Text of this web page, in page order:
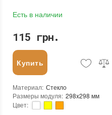
Есть в наличии
115 грн.
Купить
Материал: Стекло
Размеры модуля: 298x298 мм
Цвет: